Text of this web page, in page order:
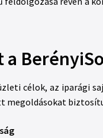
a
célok, az iparági